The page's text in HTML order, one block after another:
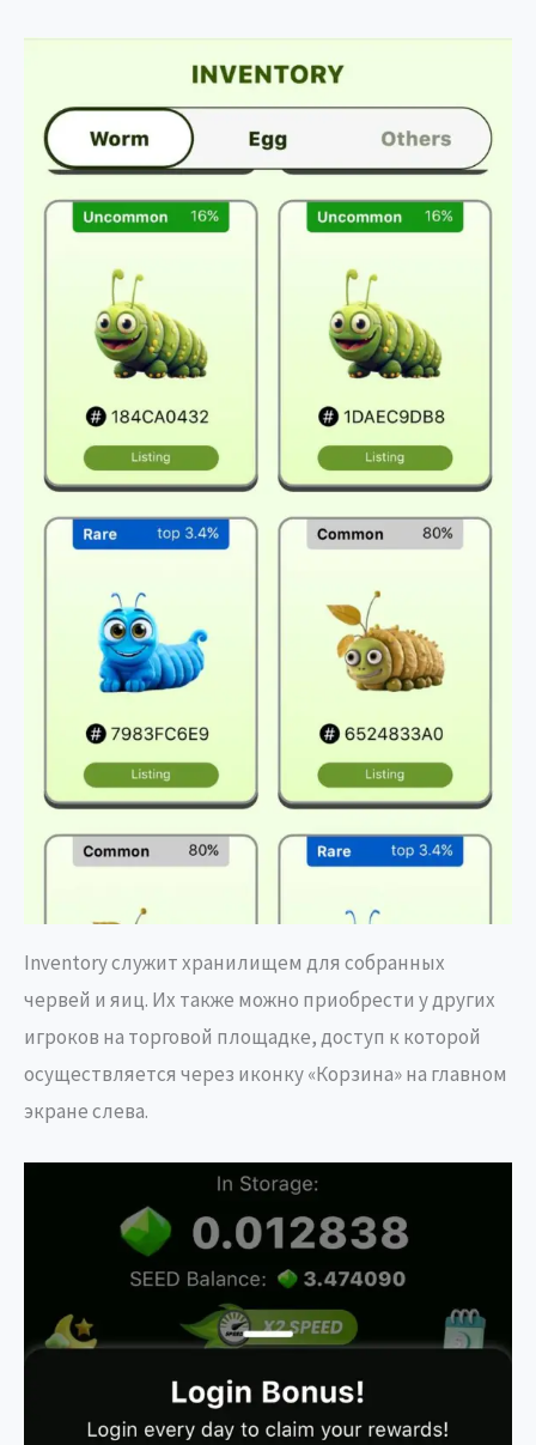
Inventory служит хранилищем для собранных
червей и яиц. Их также можно приобрести у других
игроков на торговой площадке, доступ к которой
осуществляется через иконку «Корзина» на главном
экране слева.